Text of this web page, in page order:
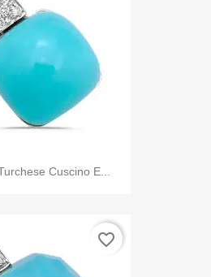
Cuscino E...
favorite_border